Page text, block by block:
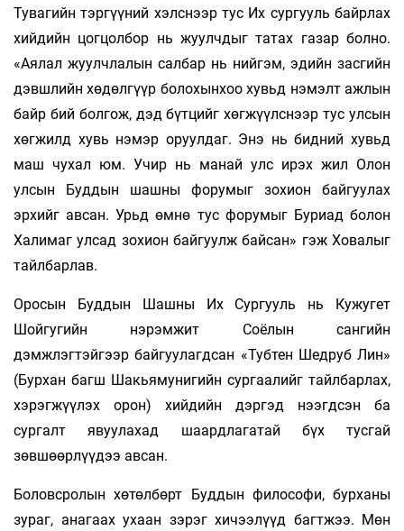
Тувагийн тэргүүний хэлснээр тус Их сургууль байрлах
хийдийн цогцолбор нь жуулчдыг татах газар болно.
«Аялал жуулчлалын салбар нь нийгэм, эдийн засгийн
дэвшлийн хөдөлгүүр болохынхоо хувьд нэмэлт ажлын
байр бий болгож, дэд бүтцийг хөгжүүлснээр тус улсын
хөгжилд хувь нэмэр оруулдаг. Энэ нь бидний хувьд
маш чухал юм. Учир нь манай улс ирэх жил Олон
улсын Буддын шашны форумыг зохион байгуулах
эрхийг авсан. Урьд өмнө тус форумыг Буриад болон
Халимаг улсад зохион байгуулж байсан» гэж Ховалыг
тайлбарлав.
Оросын Буддын Шашны Их Сургууль нь Кужугет
Шойгугийн нэрэмжит Соёлын сангийн
дэмжлэгтэйгээр байгуулагдсан «Тубтен Шедруб Лин»
(Бурхан багш Шакьямунигийн сургаалийг тайлбарлах,
хэрэгжүүлэх орон) хийдийн дэргэд нээгдсэн ба
сургалт явуулахад шаардлагатай бүх тусгай
зөвшөөрлүүдээ авсан.
Боловсролын хөтөлбөрт Буддын философи, бурханы
зураг, анагаах ухаан зэрэг хичээлүүд багтжээ. Мөн